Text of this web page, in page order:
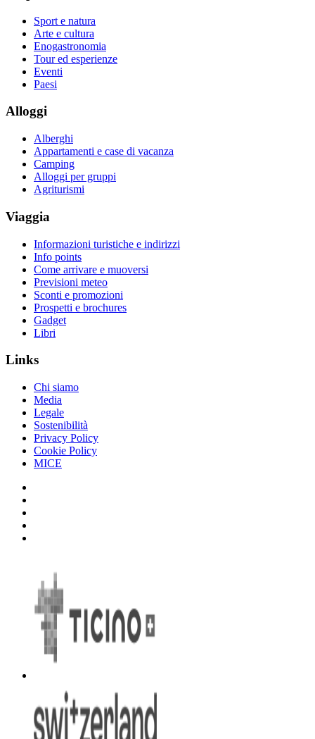
Sport e natura
Arte e cultura
Enogastronomia
Tour ed esperienze
Eventi
Paesi
Alloggi
Alberghi
Appartamenti e case di vacanza
Camping
Alloggi per gruppi
Agriturismi
Viaggia
Informazioni turistiche e indirizzi
Info points
Come arrivare e muoversi
Previsioni meteo
Sconti e promozioni
Prospetti e brochures
Gadget
Libri
Links
Chi siamo
Media
Legale
Sostenibilità
Privacy Policy
Cookie Policy
MICE